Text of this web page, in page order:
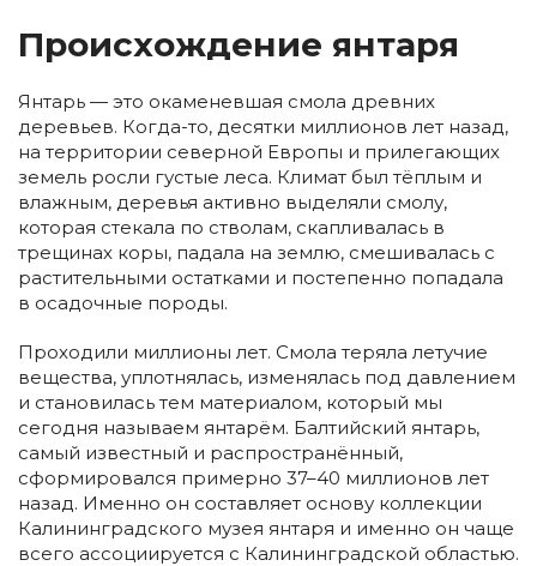
Происхождение янтаря
Янтарь — это окаменевшая смола древних
деревьев. Когда-то, десятки миллионов лет назад,
на территории северной Европы и прилегающих
земель росли густые леса. Климат был тёплым и
влажным, деревья активно выделяли смолу,
которая стекала по стволам, скапливалась в
трещинах коры, падала на землю, смешивалась с
растительными остатками и постепенно попадала
в осадочные породы.
Проходили миллионы лет. Смола теряла летучие
вещества, уплотнялась, изменялась под давлением
и становилась тем материалом, который мы
сегодня называем янтарём. Балтийский янтарь,
самый известный и распространённый,
сформировался примерно 37–40 миллионов лет
назад. Именно он составляет основу коллекции
Калининградского музея янтаря и именно он чаще
всего ассоциируется с Калининградской областью.